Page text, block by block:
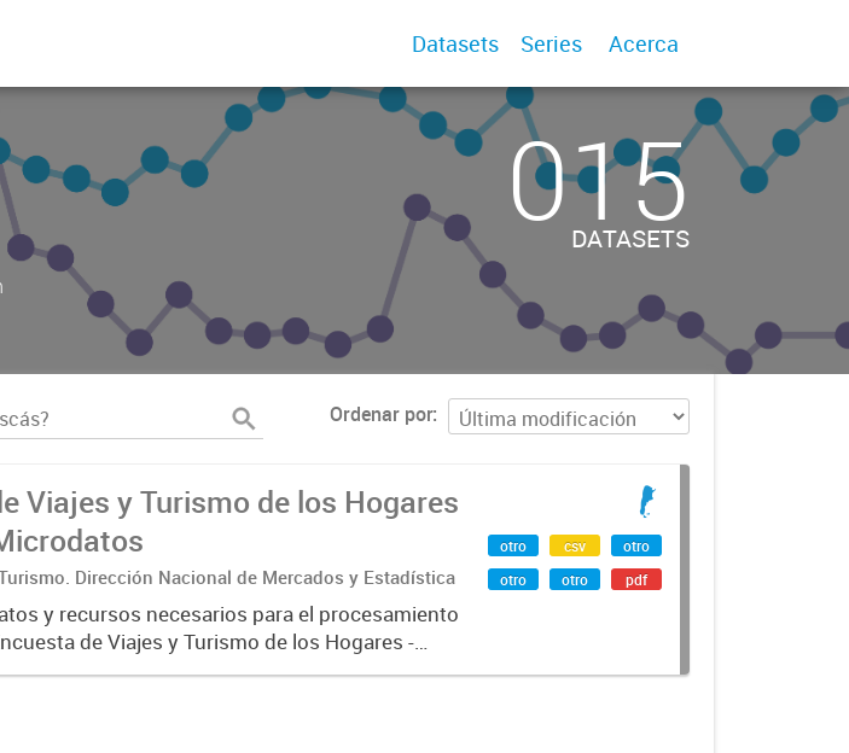
Datasets Series Acerca
015
DATASETS
Ordenar por
Viajes y Turismo de los Hogares
Dirección Nacional de Mercados y Estadística
y recursos necesarios para el procesamiento
de Viajes y Turismo de los Hogares -
de Turismo).
otro csv
otro
otro
otro pdf